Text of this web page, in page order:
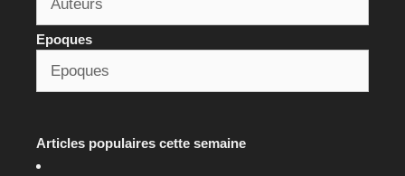
Epoques
Articles populaires cette semaine